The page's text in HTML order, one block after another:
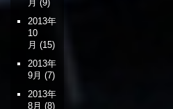
月 (9)
2013年
10
月 (15)
2013年
9月 (7)
2013年
8月 (8)